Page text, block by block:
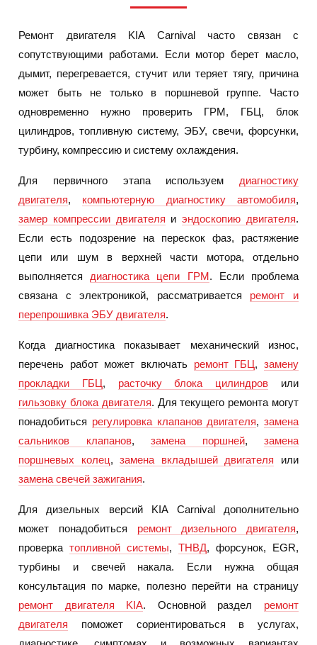
Ремонт двигателя KIA Carnival часто связан с
сопутствующими работами. Если мотор берет масло,
дымит, перегревается, стучит или теряет тягу, причина
может быть не только в поршневой группе. Часто
одновременно нужно проверить ГРМ, ГБЦ, блок
цилиндров, топливную систему, ЭБУ, свечи, форсунки,
турбину, компрессию и систему охлаждения.
Для первичного этапа используем диагностику
двигателя, компьютерную диагностику автомобиля,
замер компрессии двигателя иэндоскопию двигателя.
Если есть подозрение на перескок фаз, растяжение
цепи или шум в верхней части мотора, отдельно
выполняется диагностика цепи ГРМ. Если проблема
связана с электроникой, рассматривается ремонт и
перепрошивка ЭБУ двигателя.
Когда диагностика показывает механический износ,
перечень работ может включать ремонт ГБЦ,замену
прокладки ГБЦ, расточку блока цилиндров или
гильзовку блока двигателя. Для текущего ремонта могут
понадобиться регулировка клапанов двигателя, замена
сальников клапанов, замена поршней, замена
поршневых колец,замена вкладышей двигателя или
замена свечей зажигания.
Для дизельных версий KIA Carnival дополнительно
может понадобиться ремонт дизельного двигателя,
проверка топливной системы, ТНВД, форсунок, EGR,
турбины и свечей накала. Если нужна общая
консультация по марке, полезно перейти на страницу
ремонт двигателя KIA. Основной раздел ремонт
двигателя поможет сориентироваться в услугах,